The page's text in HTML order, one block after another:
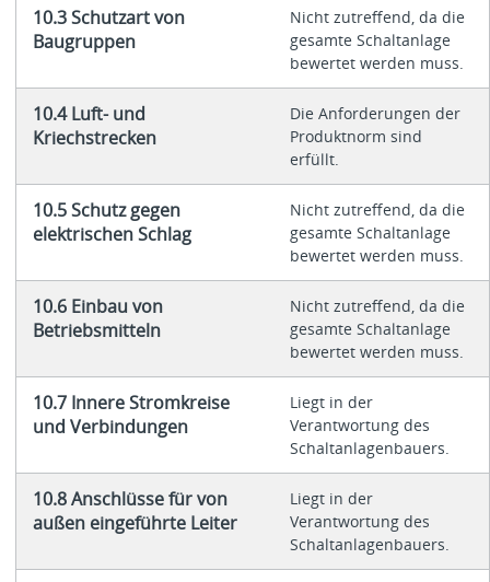
10.3 Schutzart von
Baugruppen
Nicht zutreffend, da die
gesamte Schaltanlage
bewertet werden muss.
10.4 Luft- und
Kriechstrecken
Die Anforderungen der
Produktnorm sind
erfüllt.
10.5 Schutz gegen
elektrischen Schlag
Nicht zutreffend, da die
gesamte Schaltanlage
bewertet werden muss.
10.6 Einbau von
Betriebsmitteln
Nicht zutreffend, da die
gesamte Schaltanlage
bewertet werden muss.
10.7 Innere Stromkreise
und Verbindungen
Liegt in der
Verantwortung des
Schaltanlagenbauers.
10.8 Anschlüsse für von
außen eingeführte Leiter
Liegt in der
Verantwortung des
Schaltanlagenbauers.